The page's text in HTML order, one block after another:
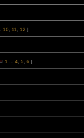
10 11 12 ]
1 4 5 6 ]